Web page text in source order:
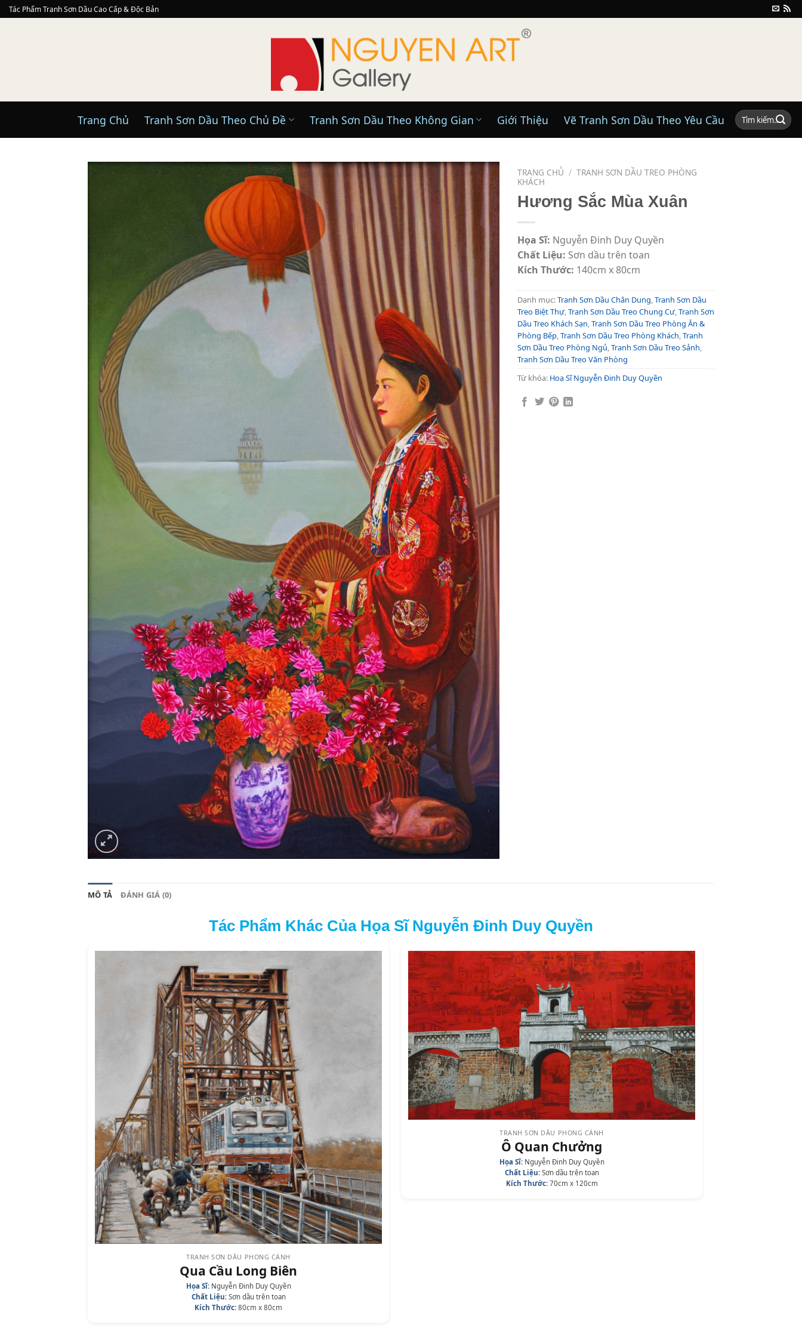
Skip
to
Tác Phẩm Tranh Sơn Dầu Cao Cấp & Độc Bản
Trang Chủ Tranh Sơn Dầu Theo Chủ Đề Tranh Sơn Dầu Theo Không Gian Giới Thiệu Vẽ Tranh Sơn Dầu Theo Yêu Cầu
Tìm
kiếm:
TRANG CHỦ / TRANH SƠN DẦU TREO PHÒNG
KHÁCH
Hương Sắc Mùa Xuân
Họa Sĩ: Nguyễn Đinh Duy Quyền
Chất Liệu: Sơn dầu trên toan
Kích Thước: 140cm x 80cm
Danh mục:Tranh Sơn Dầu Chân Dung Tranh Sơn Dầu
Treo Biệt Thự Tranh Sơn Dầu Treo Chung Cư Tranh Sơn
Dầu Treo Khách Sạn Tranh Sơn Dầu Treo Phòng Ăn &
Phòng Bếp Tranh Sơn Dầu Treo Phòng Khách Tranh
Sơn Dầu Treo Phòng Ngủ Tranh Sơn Dầu Treo Sảnh
Tranh Sơn Dầu Treo Văn Phòng
Từ khóa: Hoạ Sĩ Nguyễn Đinh Duy Quyền
MÔ TẢ ĐÁNH GIÁ (0)
Tác Phẩm Khác Của Họa Sĩ Nguyễn Đinh Duy Quyền
TRANH SƠN DẦU PHONG CẢNH
Qua Cầu Long Biên
Họa Sĩ:Nguyễn Đinh Duy Quyền
Chất Liệu:Sơn dầu trên toan
Kích Thước: 80cm x 80cm
TRANH SƠN DẦU PHONG CẢNH
Ô Quan Chưởng
Họa Sĩ:Nguyễn Đinh Duy Quyền
Chất Liệu:Sơn dầu trên toan
Kích Thước:70cm x 120cm